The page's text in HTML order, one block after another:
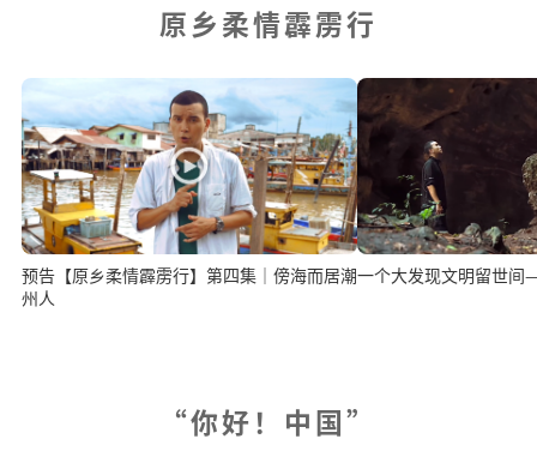
原乡柔情霹雳行
预告【原乡柔情霹雳行】第四集｜傍海而居潮
州人
一个大发现文明留世间
“你好！中国”